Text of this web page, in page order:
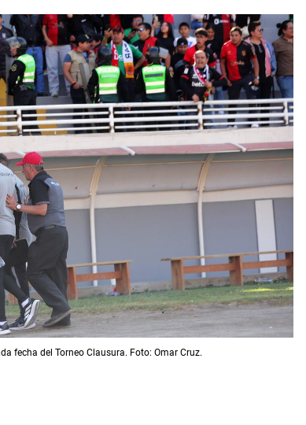
fecha del Torneo Clausura. Foto: Omar Cruz.